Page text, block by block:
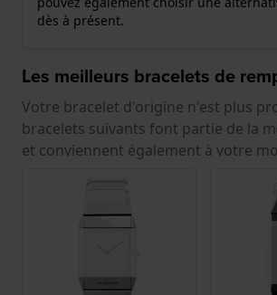
dès à présent.
Les meilleurs bracelets de
Votre bracelet d'origine n'est plus
bracelets suivants font partie de la
et conviennent également à votre